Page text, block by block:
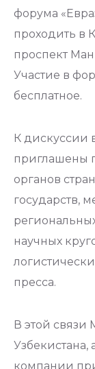
форума
проходить в
проспект
Участие в
бесплатное.
К дискуссии
приглашены
органов
государств,
научных
пресса.
В этой связи
Узбекистана,
компании